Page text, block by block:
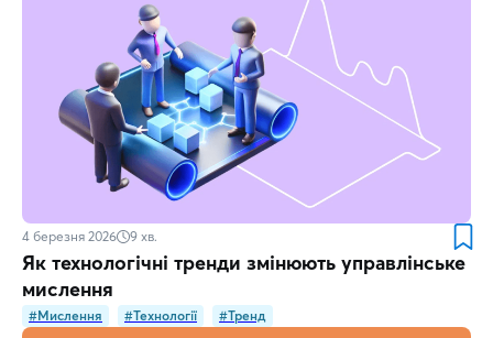
4 березня 2026 9 хв.
Як технологічні тренди змінюють управлінське
мислення
#Мислення #Технології #Тренд